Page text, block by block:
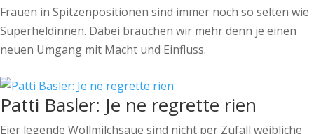
Frauen in Spitzenpositionen sind immer noch so selten wie
Superheldinnen. Dabei brauchen wir mehr denn je einen
neuen Umgang mit Macht und Einfluss.
Patti Basler: Je ne regrette rien
Eier legende Wollmilchsäue sind nicht per Zufall weibliche